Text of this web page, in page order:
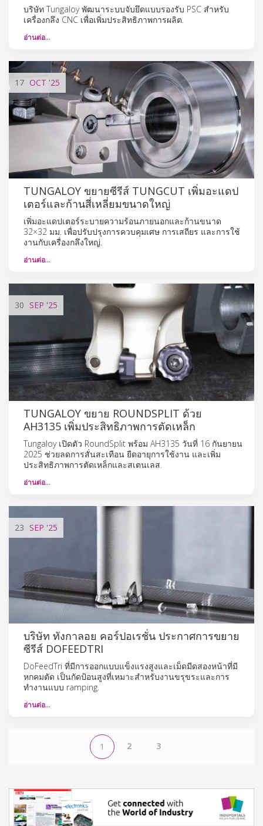
บริษัท Tungaloy พัฒนาระบบจับยึดแบบรองรับ PSC สำหรับ
เครื่องกลึง CNC เพื่อเพิ่มประสิทธิภาพการผลิต.
อ่านต่อ…
17 OCT '25
TUNGALOY ขยายซีรีส์ TUNGCUT เพิ่มอะแดป
เตอร์และก้านสี่เหลี่ยมขนาดใหญ่
เพิ่มอะแดปเตอร์ระบายความร้อนภายนอกและก้านขนาด
32×32 มม. เพื่อปรับปรุงการควบคุมเศษ การเสถียร และการใช้
งานกับเครื่องกลึงใหญ่.
อ่านต่อ…
30 SEP '25
TUNGALOY ขยาย ROUNDSPLIT ด้วย
AH3135 เพิ่มประสิทธิภาพการตัดเหล็ก
Tungaloy เปิดตัว RoundSplit พร้อม AH3135 วันที่ 16 กันยายน
2025 ช่วยลดการสั่นสะเทือน ยืดอายุการใช้งาน และเพิ่ม
ประสิทธิภาพการตัดเหล็กและสเตนเลส.
อ่านต่อ…
23 SEP '25
บริษัท ทังกาลอย คอร์ปอเรชั่น ประกาศการขยาย
ซีรีส์ DOFEEDTRI
DoFeedTri ที่มีการออกแบบแข็งแรงสูงและเม็ดมีดสองหน้าที่มี
หกคมตัด เป็นกัดป้อนสูงที่เหมาะสำหรับงานขรุขระและการ
ทำงานแบบ ramping.
อ่านต่อ…
1 2 3